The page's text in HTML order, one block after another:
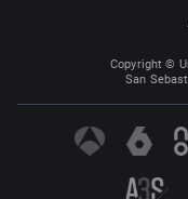
Copyright ©
San